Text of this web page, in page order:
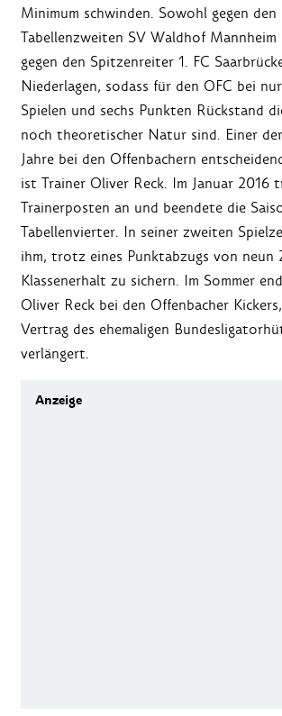
Minimum schwinden. Sowohl gegen den
Tabellenzweiten SV Waldhof Mannheim
gegen den Spitzenreiter 1. FC
Niederlagen, sodass für den OFC bei
Spielen und sechs Punkten Rückstand
noch theoretischer Natur sind. Einer
Jahre bei den Offenbachern
ist Trainer Oliver Reck. Im Januar 2016
Trainerposten an und beendete die
Tabellenvierter. In seiner zweiten
ihm, trotz eines Punktabzugs von neun
Klassenerhalt zu sichern. Im Sommer
Oliver Reck bei den Offenbacher
Vertrag des ehemaligen
verlängert.